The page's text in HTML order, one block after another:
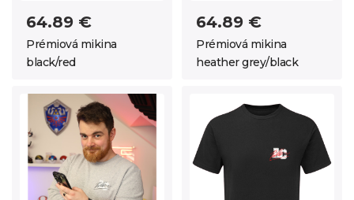
64.89 €
Prémiová mikina
black/red
64.89 €
Prémiová mikina
heather grey/black